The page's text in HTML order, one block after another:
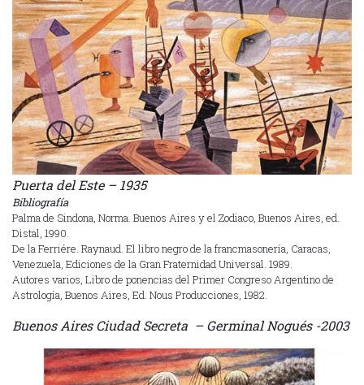
Puerta del Este – 1935
Bibliografía
Palma de Sindona, Norma. Buenos Aires y el Zodiaco, Buenos Aires, ed.
Distal, 1990.
De la Ferriére. Raynaud. El libro negro de la francmasonería, Caracas,
Venezuela, Ediciones de la Gran Fraternidad Universal. 1989.
Autores varios, Libro de ponencias del Primer Congreso Argentino de
Astrología, Buenos Aires, Ed. Nous Producciones, 1982.
Buenos Aires Ciudad Secreta – Germinal Nogués -2003